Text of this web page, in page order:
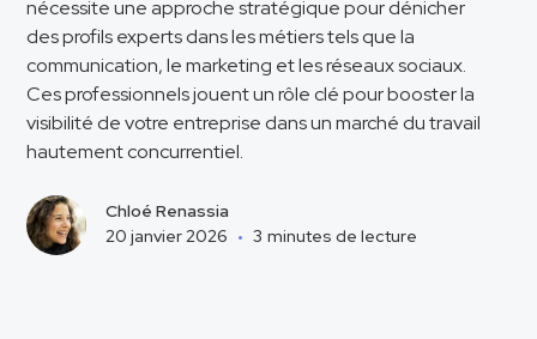
nécessite une approche stratégique pour dénicher
des profils experts dans les métiers tels que la
communication, le marketing et les réseaux sociaux.
Ces professionnels jouent un rôle clé pour booster la
visibilité de votre entreprise dans un marché du travail
hautement concurrentiel.
Chloé Renassia
20 janvier 2026 • 3 minutes de lecture